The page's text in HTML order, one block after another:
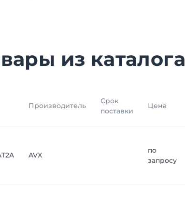
из каталога
Производитель
Срок
поставки
Цена
AVX
по
запросу